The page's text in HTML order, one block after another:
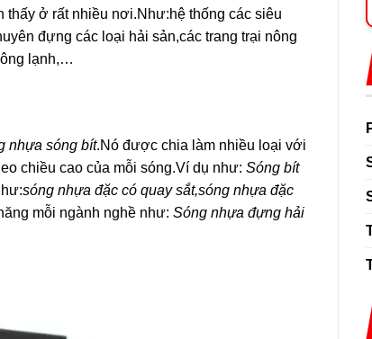
thấy ở rất nhiều nơi.Như:hệ thống các siêu
đựng các loại hải sản,các trang trại nông
lạnh,…
nhựa sóng bít.Nó được chia làm nhiều loại với
chiều cao của mỗi sóng.Ví dụ như: Sóng bít
sóng nhựa đặc có quay sắt,sóng nhựa đặc
mỗi ngành nghề như: Sóng nhựa đựng hải